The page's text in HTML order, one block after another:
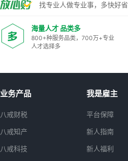
找专业人做专业事，多快好省
海量人才 品类多
800+种服务品类，700万+专业
人才选择多
业务产品
八戒财税
八戒知产
八戒科技
我是雇主
平台保障
新人指南
新人福利